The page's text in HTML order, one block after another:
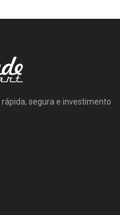
segura e investimento